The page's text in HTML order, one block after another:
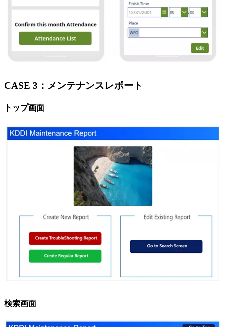
CASE 3：メンテナンスレポート
トップ画面
検索画面